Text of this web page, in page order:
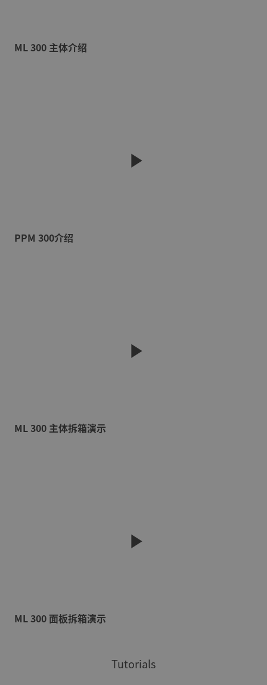
ML 300 主体介绍
PPM 300介绍
ML 300 主体拆箱演示
ML 300 面板拆箱演示
Tutorials